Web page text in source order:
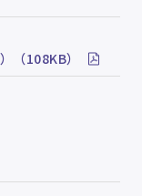
（108KB）